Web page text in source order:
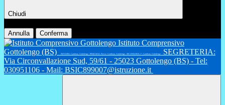
Chiudi
Annulla Conferma
Istituto Comprensivo
Gottolengo (BS)
INFANZIA: Gambara, Gottolengo - PRIMARIA: Fiesse, Gambara, Gottolengo - SECONDARIA 1°: Gambara, Gottolengo
SEGRETERIA:
Via Circonvallazione Sud, 59/61 - 25023 Gottolengo (BS) - Tel:
030951106 - Mail: BSIC899007@istruzione.it